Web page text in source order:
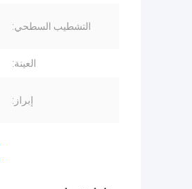
التشطيب السطحي:
العينة:
إبراز: